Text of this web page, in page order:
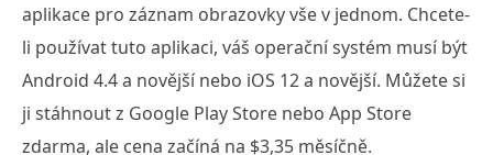
aplikace pro záznam obrazovky vše v jednom. Chcete-
li používat tuto aplikaci, váš operační systém musí být
Android 4.4 a novější nebo iOS 12 a novější. Můžete si
ji stáhnout z Google Play Store nebo App Store
zdarma, ale cena začíná na $3,35 měsíčně.